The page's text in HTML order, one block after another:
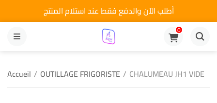
أطلب الآن والدفع فقط عند استلام المنتج
MENU
0
Accueil / OUTILLAGE FRIGORISTE / CHALUMEAU JH1 VIDE